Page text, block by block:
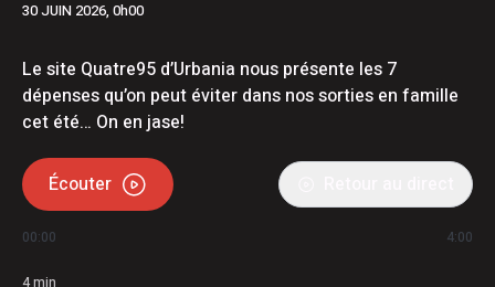
30 JUIN 2026, 0h00
Le site Quatre95 d’Urbania nous présente les 7
dépenses qu’on peut éviter dans nos sorties en famille
cet été… On en jase!
Écouter
00:00 4:00
4min